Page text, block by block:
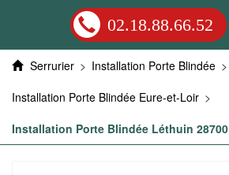
02.18.88.66.52
Serrurier > Installation Porte Blindée >
Installation Porte Blindée Eure-et-Loir >
Installation Porte Blindée Léthuin 28700